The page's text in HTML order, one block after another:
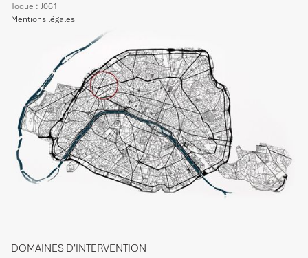
Toque : J061
Mentions légales
DOMAINES D'INTERVENTION